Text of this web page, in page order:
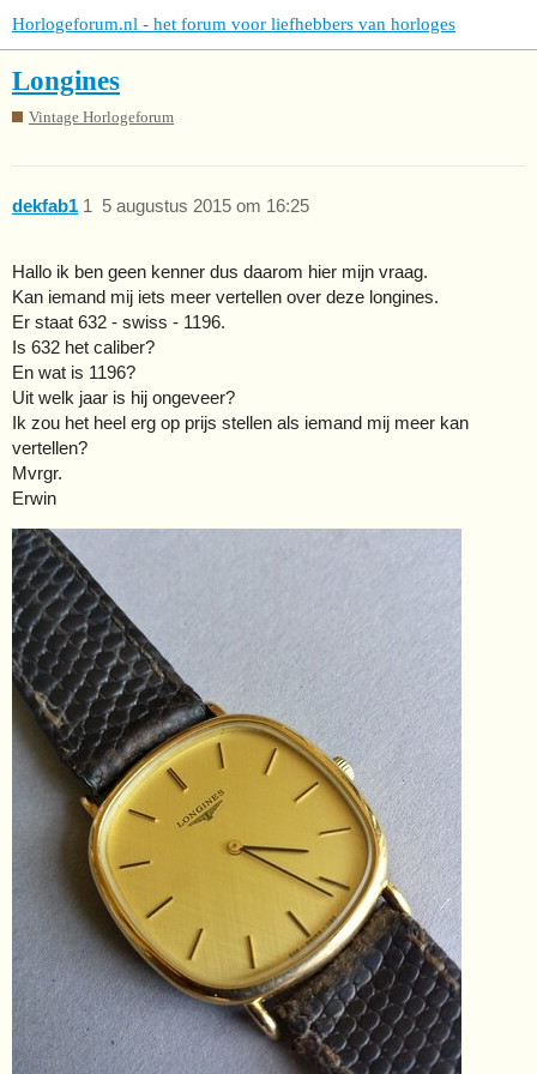
Horlogeforum.nl - het forum voor liefhebbers van horloges
Longines
Vintage Horlogeforum
dekfab1 5 augustus 2015 om 16:25
1
Hallo ik ben geen kenner dus daarom hier mijn vraag.
Kan iemand mij iets meer vertellen over deze longines.
Er staat 632 - swiss - 1196.
Is 632 het caliber?
En wat is 1196?
Uit welk jaar is hij ongeveer?
Ik zou het heel erg op prijs stellen als iemand mij meer kan
vertellen?
Mvrgr.
Erwin